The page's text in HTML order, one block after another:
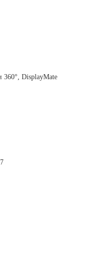
360°, DisplayMate